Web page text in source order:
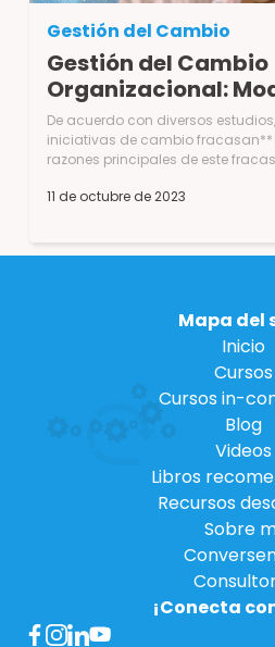
Gestión del Cambio
Gestión del Cambio
Organizacional:
De acuerdo con diversos estudios, **más del 70% de las iniciativas de cambio fracasan** estruendosamente. Las razones principales de este fracaso van desde la resistencia de los empleados hasta la falta de un modelo de liderazgo. En resumen… las iniciativas de cambio fracasan debido que no consideraron y obviaron cuestiones de lo más complejo e importante de las organizaciones:** Las personas**. . # Primero lo primero: ¿Qué es un cambio organizacional? Cambio organizacional es el proceso en el cual una empresa modifica un elemento importante de su organización, por ejemplo: Un modelo nuevo de negocio, un cambio tecnológico que modifica la forma de operar, o sus procesos internos. Estos cambios organizacionales tienen un impacto en la organización ya que pueden implicar cambios en los objetivos de la empresa, en los productos o servicios que ofrecen, o en sus operaciones… pero lo realmente complejo de estos cambios es que implican un cambio en las personas, en la manera en que venían trabajando. Así, cuando en tu organización ha habido alguna reestructuración que modifica o crea un departamento o división nueva, modifican su modelo de negocio, implementan una nueva forma de trabajar (por ejemplo, la adopción la Agilidad o Agilismo a través de Scrum, Kanban, Management 3.0, entre otros, o la implementación de programas de Mejora Continua, 5s, Manufactura Esbelta, etcétera), cuando ha habido implementaciones de nuevas herramientas tecnológicas como sistemas ERP, herramientas de colaboración en la nube, automatizaciones, o cualquier otro cambio tecnológico… todos estos son ejemplos de cambios organizacionales. ¿Te suena familiar esta situación? . # Importancia de la Gestión del Cambio La gestión del cambio es la aplicación de un proceso estructurado y un conjunto de herramientas para abordar el lado humano de los cambios, se centra en las personas, en cómo ayudarlas a no temer, reducir la resistencia, a participar, y adoptar un cambio en su trabajo diario. . # El cambio ocurre una persona a la vez Un cambio organizacional, de cualquier tipo que este sea, sucede una persona a la vez. Esto es debido a que u**n cambio en toda la organización solo ocurre cuando las diversas personas, una a una, cambian la manera de realizar su trabajo, de acuerdo con cada iniciativa de cambio**. Existen varios modelos para el cambio, aquí conversamos sobre el modelo El **Modelo ADKAR**®, desarrollado por Prosci®, el cual facilita el cambio a nivel de personas, para permearse a toda la organización. ADKAR es un acrónimo, cada letra corresponde a uno de los 5 elementos o bloques que conforman este modelo. Cada uno de estos bloques debe de haberse llevado a cabo para que un cambio pueda ser realizado. Estos cinco elementos o bloques son: 1.** Awareness (Conciencia)** 2. **Desire (Deseo)** 3. **Knowledge (Conocimiento)** 4. **Ability (Capacidad o Habilidad)** 5. **Reinforcement (Reforzamiento)** Aquí vemos a detalle cada uno de estos elementos, con algunos ejemplos de cuando ha sido llevar esto con diversos equipos. . # Awareness (Conciencia) Es el primer paso para habilitar un cambio: La toma de conciencia de una persona sobre el entendimiento sobre la necesidad de cambiar y por qué es importante. Con esto se responde a la pregunta natural de cualquier persona: “¿Por qué?” Para fomentar la toma de conciencia en las personas sobre la necesidad del cambio, las conversaciones deben de considerar responder cuestiones como: • ¿Cuál es la naturaleza del cambio y cómo este cambio se alinea con la visión de la organización? • ¿Por qué este cambio se está implementando y cuáles son los riesgos de no cambiar? • ¿Cómo el cambio impactará en mi rol, equipo, departamento, división, y en toda la organización? • ¿Qué beneficio hay en este cambio para mí? **Ejemplo:** Si a un equipo le imponen una nueva forma de trabajar, por ejemplo, implementando Scrum y simplemente les notifican que comenzarán con capacitación para arrancar con esta iniciativa… Surge mucha incertidumbre y las personas no se sentirán incluidas en el cambio por no haber sido partícipes de la iniciativa desde el inicio. Crear conciencia tiene que ver con responder ¿Por qué es necesario cambiar? ¿Qué riesgos pueden suceder si continuamos trabajando de la misma manera? (image: awareness.webp) . # Desire (Deseo) Es la voluntad para soportar y comprometerse con el cambio. Crear conciencia no quiere decir que una persona quiera cambiar. Respecto a generar el deseo de cambiar, es mucho más fácil decirlo que hacerlo, porque no es algo que esté en nuestro control (recordemos que, como personas, somos complejas, por lo tanto, no existe una receta de cocina la cual podamos seguir al pie de la letra para lograrlo, pero la buena noticia es que existen muchas opciones para maximizar la probabilidad de que esto suceda de manera satisfactoria). Para maximizar la probabilidad de fomentar el deseo, se deben de tomar en cuenta algunos factores, como: • La naturaleza del cambio y cómo impacta a la persona (¿Qué beneficio hay en este cambio para mí?), si no hay un beneficio, una persona no se querrá subir al barco. • Contexto organizacional. Esto es, la historia particular de la empresa en iniciativas de cambio anteriores: ¿Han sido exitosas?, ¿Por qué han fallado?, así como la cultura organizacional respecto a este tipo de cambios. • La situación personal de cada individuo. • Motivadores de las personas. Lo que buscamos es identificar incentivar esos motivadores intrínsecos individuales. **Ejemplo:** Continuando con el equipo que va a comenzar a trabajar con Scrum, es necesario conversar con el equipo, escucharlos y aclarar sus dudas. ¿Por qué este cambio es diferente de otros? (especialmente si otras iniciativas anteriores han fallado). ¿Qué se va a hacer diferente para que este cambio funcione? Escuchar a los miembros ayuda a identificar elementos
11 de octubre de 2023
Mapa del
Inicio
Cursos
Cursos in-
Blog
Videos
Libros
Recursos
Sobre
¡Conecta